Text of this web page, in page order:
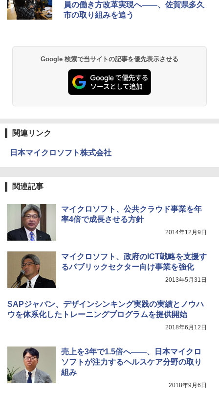
員の働き方改革実現へ――、佐賀県多久
市の取り組みを追う
Google 検索で当サイトの記事を優先表示させる
関連リンク
日本マイクロソフト株式会社
関連記事
マイクロソフト、公共クラウド事業を年
率4倍で成長させる方針
2014年12月9日
マイクロソフト、政府のICT戦略を支援す
るパブリックセクター向け事業を強化
2013年5月31日
SAPジャパン、デザインシンキング実践の実績とノウハ
ウを体系化したトレーニングプログラムを提供開始
2018年6月12日
売上を3年で1.5倍へ――、日本マイクロ
ソフトが注力するヘルスケア分野の取り
組み
2018年9月6日